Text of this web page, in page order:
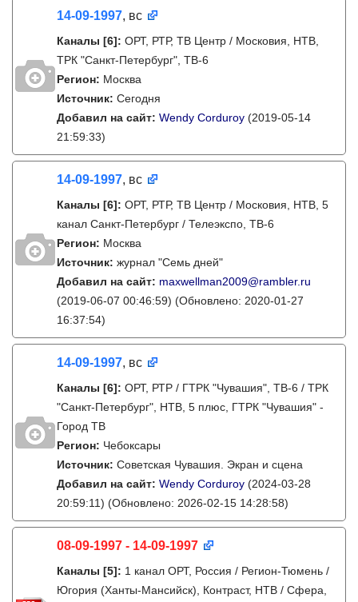
14-09-1997, вс
Каналы [6]: ОРТ, РТР, ТВ Центр / Московия, НТВ,
ТРК "Санкт-Петербург", ТВ-6
Регион: Москва
Источник: Сегодня
Добавил на сайт: Wendy Corduroy (2019-05-14
21:59:33)
14-09-1997, вс
Каналы [6]: ОРТ, РТР, ТВ Центр / Московия, НТВ, 5
канал Санкт-Петербург / Телеэкспо, ТВ-6
Регион: Москва
Источник: журнал "Семь дней"
Добавил на сайт: maxwellman2009@rambler.ru
(2019-06-07 00:46:59) (Обновлено: 2020-01-27
16:37:54)
14-09-1997, вс
Каналы [6]: ОРТ, РТР / ГТРК "Чувашия", ТВ-6 / ТРК
"Санкт-Петербург", НТВ, 5 плюс, ГТРК "Чувашия" -
Город ТВ
Регион: Чебоксары
Источник: Советская Чувашия. Экран и сцена
Добавил на сайт: Wendy Corduroy (2024-03-28
20:59:11) (Обновлено: 2026-02-15 14:28:58)
08-09-1997 - 14-09-1997
Каналы [5]: 1 канал ОРТ, Россия / Регион-Тюмень /
Югория (Ханты-Мансийск), Контраст, НТВ / Сфера,